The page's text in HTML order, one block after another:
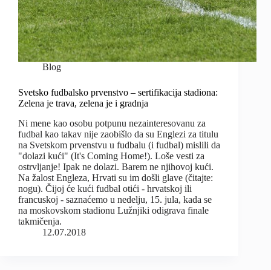
Blog
Svetsko fudbalsko prvenstvo – sertifikacija stadiona:
Zelena je trava, zelena je i gradnja
Ni mene kao osobu potpunu nezainteresovanu za
fudbal kao takav nije zaobišlo da su Englezi za titulu
na Svetskom prvenstvu u fudbalu (i fudbal) mislili da
"dolazi kući" (It's Coming Home!). Loše vesti za
ostrvljanje! Ipak ne dolazi. Barem ne njihovoj kući.
Na žalost Engleza, Hrvati su im došli glave (čitajte:
nogu). Čijoj će kući fudbal otići - hrvatskoj ili
francuskoj - saznaćemo u nedelju, 15. jula, kada se
na moskovskom stadionu Lužnjiki odigrava finale
takmičenja.
12.07.2018